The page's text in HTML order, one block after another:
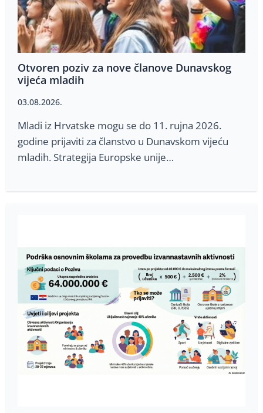
Otvoren poziv za nove članove Dunavskog
vijeća mladih
03.08.2026.
Mladi iz Hrvatske mogu se do 11. rujna 2026.
godine prijaviti za članstvo u Dunavskom vijeću
mladih. Strategija Europske unije…